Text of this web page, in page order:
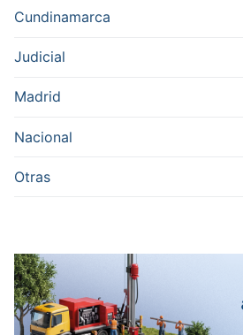
Cundinamarca
Judicial
Madrid
Nacional
Otras